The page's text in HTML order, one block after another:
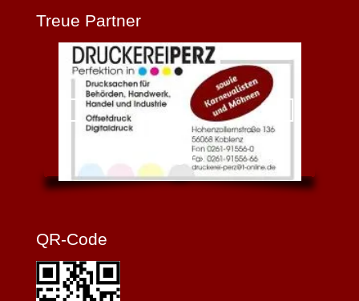
Treue Partner
QR-Code